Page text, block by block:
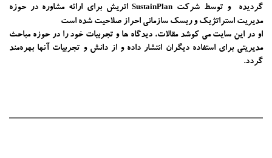
گردیده و توسط شرکت
SustainPlanاتریش برای ارائه مشاوره در حوزه
مدیریت استراتژیک و ریسک سازمانی احراز صلاحیت شده است
او در این سایت می کوشد مقالات، دیدگاه ها و تجربیات خود را در حوزه مباحث
مدیریتی برای استفاده دیگران انتشار داده و از دانش و تجربیات آنها بهره‌مند
گردد.